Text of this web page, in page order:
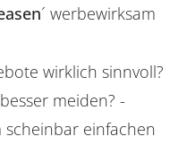
´ werbewirksam
wirklich sinnvoll?
meiden? -
scheinbar einfachen